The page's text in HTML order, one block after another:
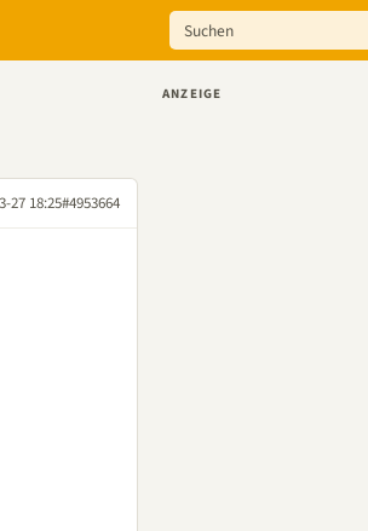
27 18:25#4953664
ANZEIGE